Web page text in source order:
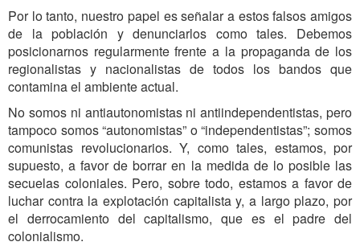
Por lo tanto, nuestro papel es señalar a estos falsos amigos
de la población y denunciarlos como tales. Debemos
posicionarnos regularmente frente a la propaganda de los
regionalistas y nacionalistas de todos los bandos que
contamina el ambiente actual.
No somos ni antiautonomistas ni antiindependentistas, pero
tampoco somos “autonomistas” o “independentistas”; somos
comunistas revolucionarios. Y, como tales, estamos, por
supuesto, a favor de borrar en la medida de lo posible las
secuelas coloniales. Pero, sobre todo, estamos a favor de
luchar contra la explotación capitalista y, a largo plazo, por
el derrocamiento del capitalismo, que es el padre del
colonialismo.